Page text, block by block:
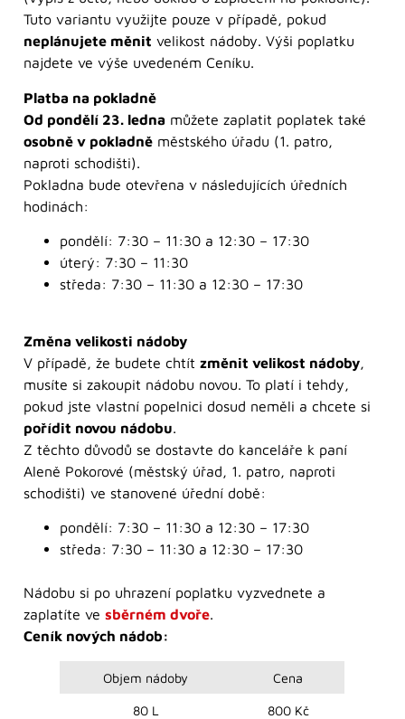
Tuto variantu využijte pouze v případě, pokud
neplánujete měnit velikost nádoby. Výši poplatku
najdete ve výše uvedeném Ceníku.
Platba na pokladně
Od pondělí 23. ledna můžete zaplatit poplatek také
osobně v pokladně městského úřadu (1. patro,
naproti schodišti).
Pokladna bude otevřena v následujících úředních
hodinách:
pondělí: 7:30 – 11:30 a 12:30 – 17:30
úterý: 7:30 – 11:30
středa: 7:30 – 11:30 a 12:30 – 17:30
Změna velikosti nádoby
V případě, že budete chtít změnit velikost nádoby
musíte si zakoupit nádobu novou. To platí i tehdy,
pokud jste vlastní popelnici dosud neměli a chcete si
pořídit novou nádobu
Z těchto důvodů se dostavte do kanceláře k paní
Aleně Pokorové (městský úřad, 1. patro, naproti
schodišti) ve stanovené úřední době:
pondělí: 7:30 – 11:30 a 12:30 – 17:30
středa: 7:30 – 11:30 a 12:30 – 17:30
Nádobu si po uhrazení poplatku vyzvednete a
zaplatíte ve sběrném dvoře.
Ceník nových nádob:
Objem nádoby Cena
80 L 800 Kč